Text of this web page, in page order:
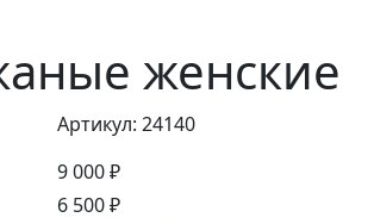
женские
Артикул: 24140
9 000 ₽
6 500 ₽